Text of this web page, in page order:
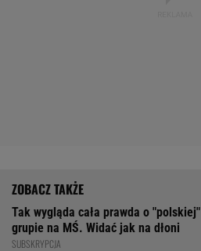
Tak wygląda cała prawda o "polskiej"
grupie na MŚ. Widać jak na dłoni
SUBSKRYPCJA